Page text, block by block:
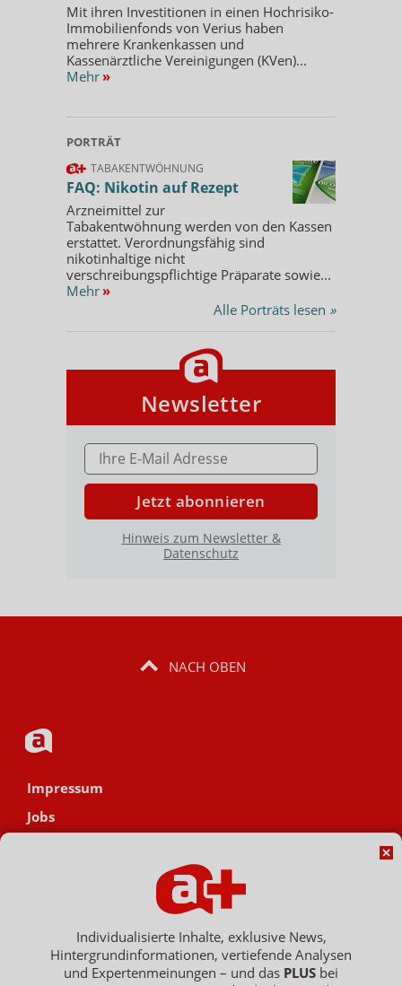
Mit ihren Investitionen in einen Hochrisiko-
Immobilienfonds von Verius haben
mehrere Krankenkassen und
Kassenärztliche Vereinigungen (KVen)...
Mehr »
PORTRÄT
TABAKENTWÖHNUNG
FAQ: Nikotin auf Rezept
Arzneimittel zur
Tabakentwöhnung werden von den Kassen
erstattet. Verordnungsfähig sind
nikotinhaltige nicht
verschreibungspflichtige Präparate sowie...
Mehr »
Alle Porträts lesen »
Newsletter
E-MAIL ADRESSE
Jetzt abonnieren
Hinweis zum Newsletter &
Datenschutz
NACH OBEN
Impressum
Jobs
Hinweisgebersystem
Vertrag widerrufen
Individualisierte Inhalte, exklusive News,
Hintergrundinformationen, vertiefende Analysen
und Expertenmeinungen – und das PLUS bei